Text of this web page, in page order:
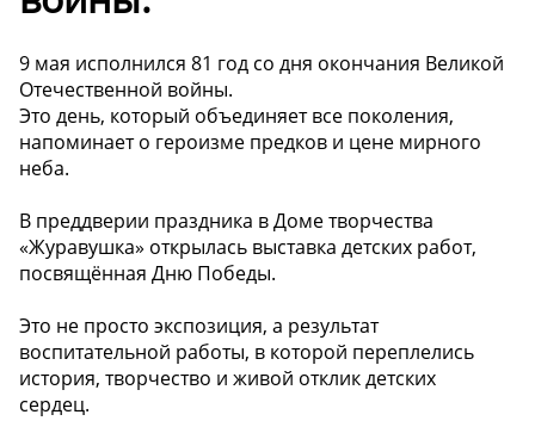
9 мая исполнился 81 год со дня окончания Великой
Отечественной войны.
Это день, который объединяет все поколения,
напоминает о героизме предков и цене мирного
неба.
В преддверии праздника в Доме творчества
«Журавушка» открылась выставка детских работ,
посвящённая Дню Победы.
Это не просто экспозиция, а результат
воспитательной работы, в которой переплелись
история, творчество и живой отклик детских
сердец.